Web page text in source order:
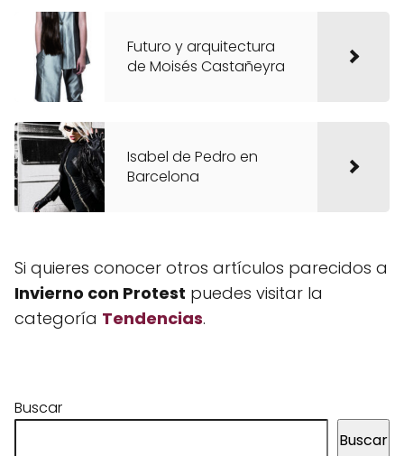
Futuro y arquitectura
de Moisés Castañeyra
Isabel de Pedro en
Barcelona
Si quieres conocer otros artículos parecidos a
Invierno con Protest puedes visitar la
categoría Tendencias.
Buscar
Buscar